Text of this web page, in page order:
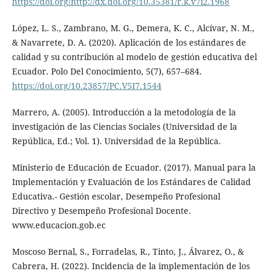
López, L. S., Zambrano, M. G., Demera, K. C., Alcívar, N. M.,
& Navarrete, D. A. (2020). Aplicación de los estándares de
calidad y su contribución al modelo de gestión educativa del
Ecuador. Polo Del Conocimiento, 5(7), 657–684.
https://doi.org/10.23857/PC.V5I7.1544
Marrero, A. (2005). Introducción a la metodología de la
investigación de las Ciencias Sociales (Universidad de la
República, Ed.; Vol. 1). Universidad de la República.
Ministerio de Educación de Ecuador. (2017). Manual para la
Implementación y Evaluación de los Estándares de Calidad
Educativa.- Gestión escolar, Desempeño Profesional
Directivo y Desempeño Profesional Docente.
www.educacion.gob.ec
Moscoso Bernal, S., Forradelas, R., Tinto, J., Álvarez, O., &
Cabrera, H. (2022). Incidencia de la implementación de los